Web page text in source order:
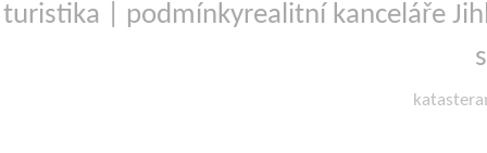
turistika
podmínkyrealitní kanceláře